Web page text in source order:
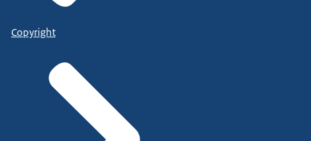
Copyright